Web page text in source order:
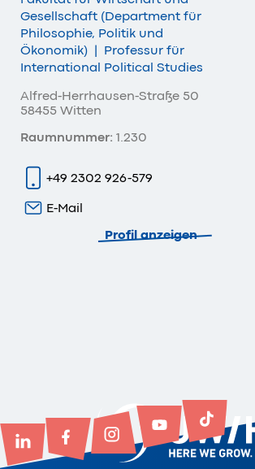
Gesellschaft (Department für
Philosophie, Politik und
Ökonomik) | Professur für
International Political Studies
Alfred-Herrhausen-Straße 50
58455 Witten
Raumnummer: 1.230
+49 2302 926-579
E-Mail
Profil anzeigen